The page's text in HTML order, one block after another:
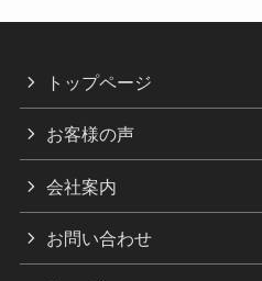
トップページ
お客様の声
会社案内
お問い合わせ